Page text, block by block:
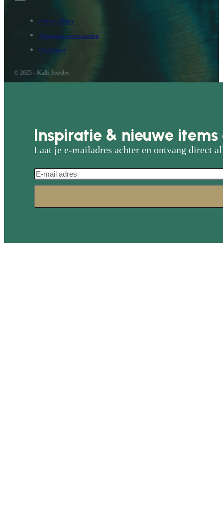
Privacy Policy
Algemene voorwaarden
Disclaimer
© 2025 - Kalli Jewelry
Inspiratie & nieuwe
Laat je e-mailadres achter en ontvang direct